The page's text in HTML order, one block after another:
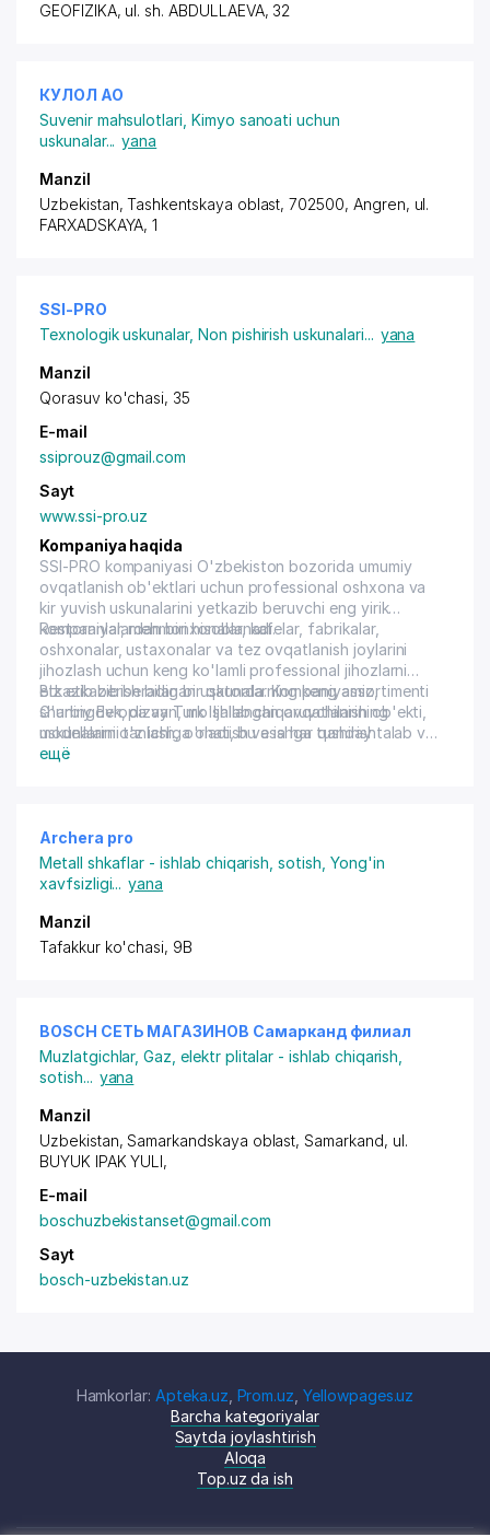
GEOFIZIKA, ul. sh. ABDULLAEVA, 32
КУЛОЛ АО
Suvenir mahsulotlari Kimyo sanoati uchun
uskunalar... yana
Manzil
Uzbekistan, Tashkentskaya oblast, 702500, Angren, ul.
FARXADSKAYA, 1
SSI-PRO
Texnologik uskunalar, Non pishirish uskunalari... yana
Manzil
Qorasuv ko'chasi, 35
E-mail
ssiprouz@gmail.com
Sayt
www.ssi-pro.uz
Kompaniya haqida
SSI-PRO kompaniyasi O'zbekiston bozorida umumiy
ovqatlanish ob'ektlari uchun professional oshxona va
kir yuvish uskunalarini yetkazib beruvchi eng yirik
kompaniyalardan biri hisoblanadi.
Restoranlar, mehmonxonalar, kafelar, fabrikalar,
oshxonalar, ustaxonalar va tez ovqatlanish joylarini
jihozlash uchun keng ko'lamli professional jihozlarni
etkazib berish bilan bir qatorda. Kompaniyamiz,
shuningdek, dizayn, mo'ljallangan ovqatlanish ob'ekti,
uskunalarni tanlash, o'rnatish va ishga tushirish
bo'yicha maslahat va mijozlar saytida xizmat ko'rsatish
Biz etkazib beradigan uskunalarning keng assortimenti
G'arbiy Evropa va Turk ishlab chiqaruvchilarining
modellarini o'z ichiga oladi, bu esa har qanday talab va
byudjetga mos keladigan uskunalar , inventarizatsiya
ещё
Archera pro
Metall shkaflar - ishlab chiqarish, sotish Yong'in
xavfsizligi... yana
Manzil
Tafakkur ko'chasi, 9B
BOSCH СЕТЬ МАГАЗИНОВ Самарканд филиал
Muzlatgichlar,Gaz, elektr plitalar - ishlab chiqarish,
sotish... yana
Manzil
Uzbekistan, Samarkandskaya oblast, Samarkand, ul.
BUYUK IPAK YULI,
E-mail
boschuzbekistanset@gmail.com
Sayt
bosch-uzbekistan.uz
Hamkorlar: Apteka.uz Prom.uz ,Yellowpages.uz
Barcha kategoriyalar
Saytda joylashtirish
Aloqa
Top.uz da ish